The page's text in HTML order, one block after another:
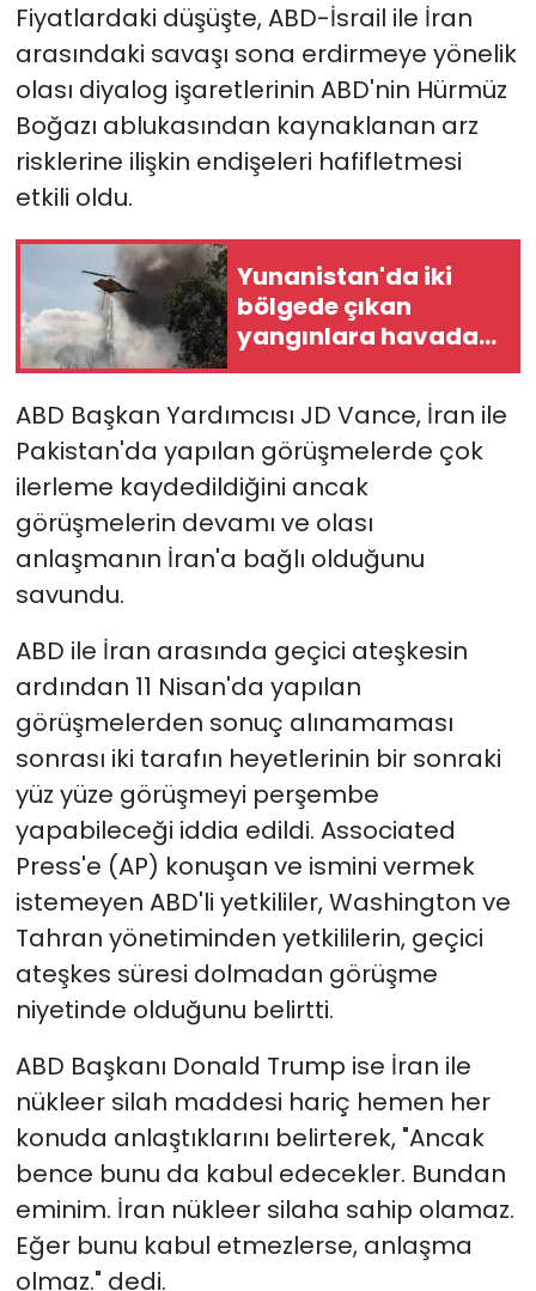
Fiyatlardaki düşüşte, ABD-İsrail ile İran
arasındaki savaşı sona erdirmeye yönelik
olası diyalog işaretlerinin ABD'nin Hürmüz
Boğazı ablukasından kaynaklanan arz
risklerine ilişkin endişeleri hafifletmesi
etkili oldu.
Yunanistan'da iki
bölgede çıkan
yangınlara havadan
ve karadan
müdahale ediliyor
ABD Başkan Yardımcısı JD Vance, İran ile
Pakistan'da yapılan görüşmelerde çok
ilerleme kaydedildiğini ancak
görüşmelerin devamı ve olası
anlaşmanın İran'a bağlı olduğunu
savundu.
ABD ile İran arasında geçici ateşkesin
ardından 11 Nisan'da yapılan
görüşmelerden sonuç alınamaması
sonrası iki tarafın heyetlerinin bir sonraki
yüz yüze görüşmeyi perşembe
yapabileceği iddia edildi. Associated
Press'e (AP) konuşan ve ismini vermek
istemeyen ABD'li yetkililer, Washington ve
Tahran yönetiminden yetkililerin, geçici
ateşkes süresi dolmadan görüşme
niyetinde olduğunu belirtti.
ABD Başkanı Donald Trump ise İran ile
nükleer silah maddesi hariç hemen her
konuda anlaştıklarını belirterek, "Ancak
bence bunu da kabul edecekler. Bundan
eminim. İran nükleer silaha sahip olamaz.
Eğer bunu kabul etmezlerse, anlaşma
olmaz." dedi.
YAŞAM
Yazarlar